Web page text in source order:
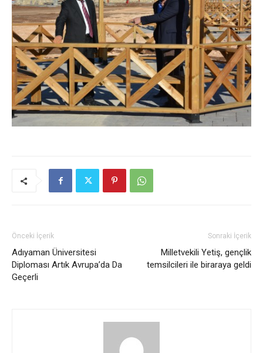
Önceki İçerik
Adıyaman Üniversitesi
Diploması Artık Avrupa’da Da
Geçerli
Sonraki İçerik
Milletvekili Yetiş, gençlik
temsilcileri ile biraraya geldi